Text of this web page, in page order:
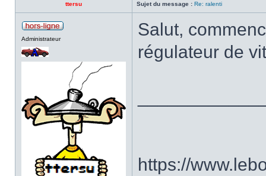
ttersu Sujet du message : Re: ralenti
Administrateur
Salut,
régulateur de
https://